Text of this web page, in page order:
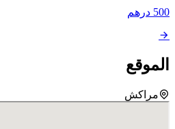
درهم
مراكش